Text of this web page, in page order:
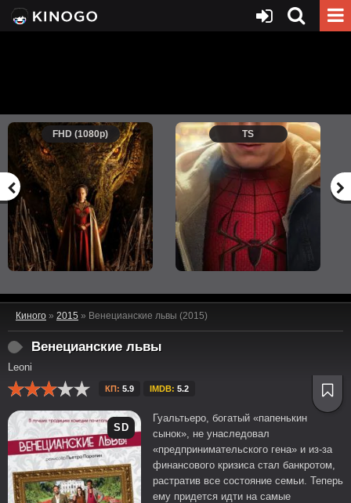
FHD (1080p) TS
Киного » 2015 » Венецианские львы (2015)
Венецианские львы
Leoni
КП: 5.9 IMDB: 5.2
SD
Гуальтьеро, богатый «папенькин
сынок», не унаследовал
«предпринимательского гена» и из-за
финансового кризиса стал банкротом,
растратив все состояние семьи. Теперь
ему придется идти на самые